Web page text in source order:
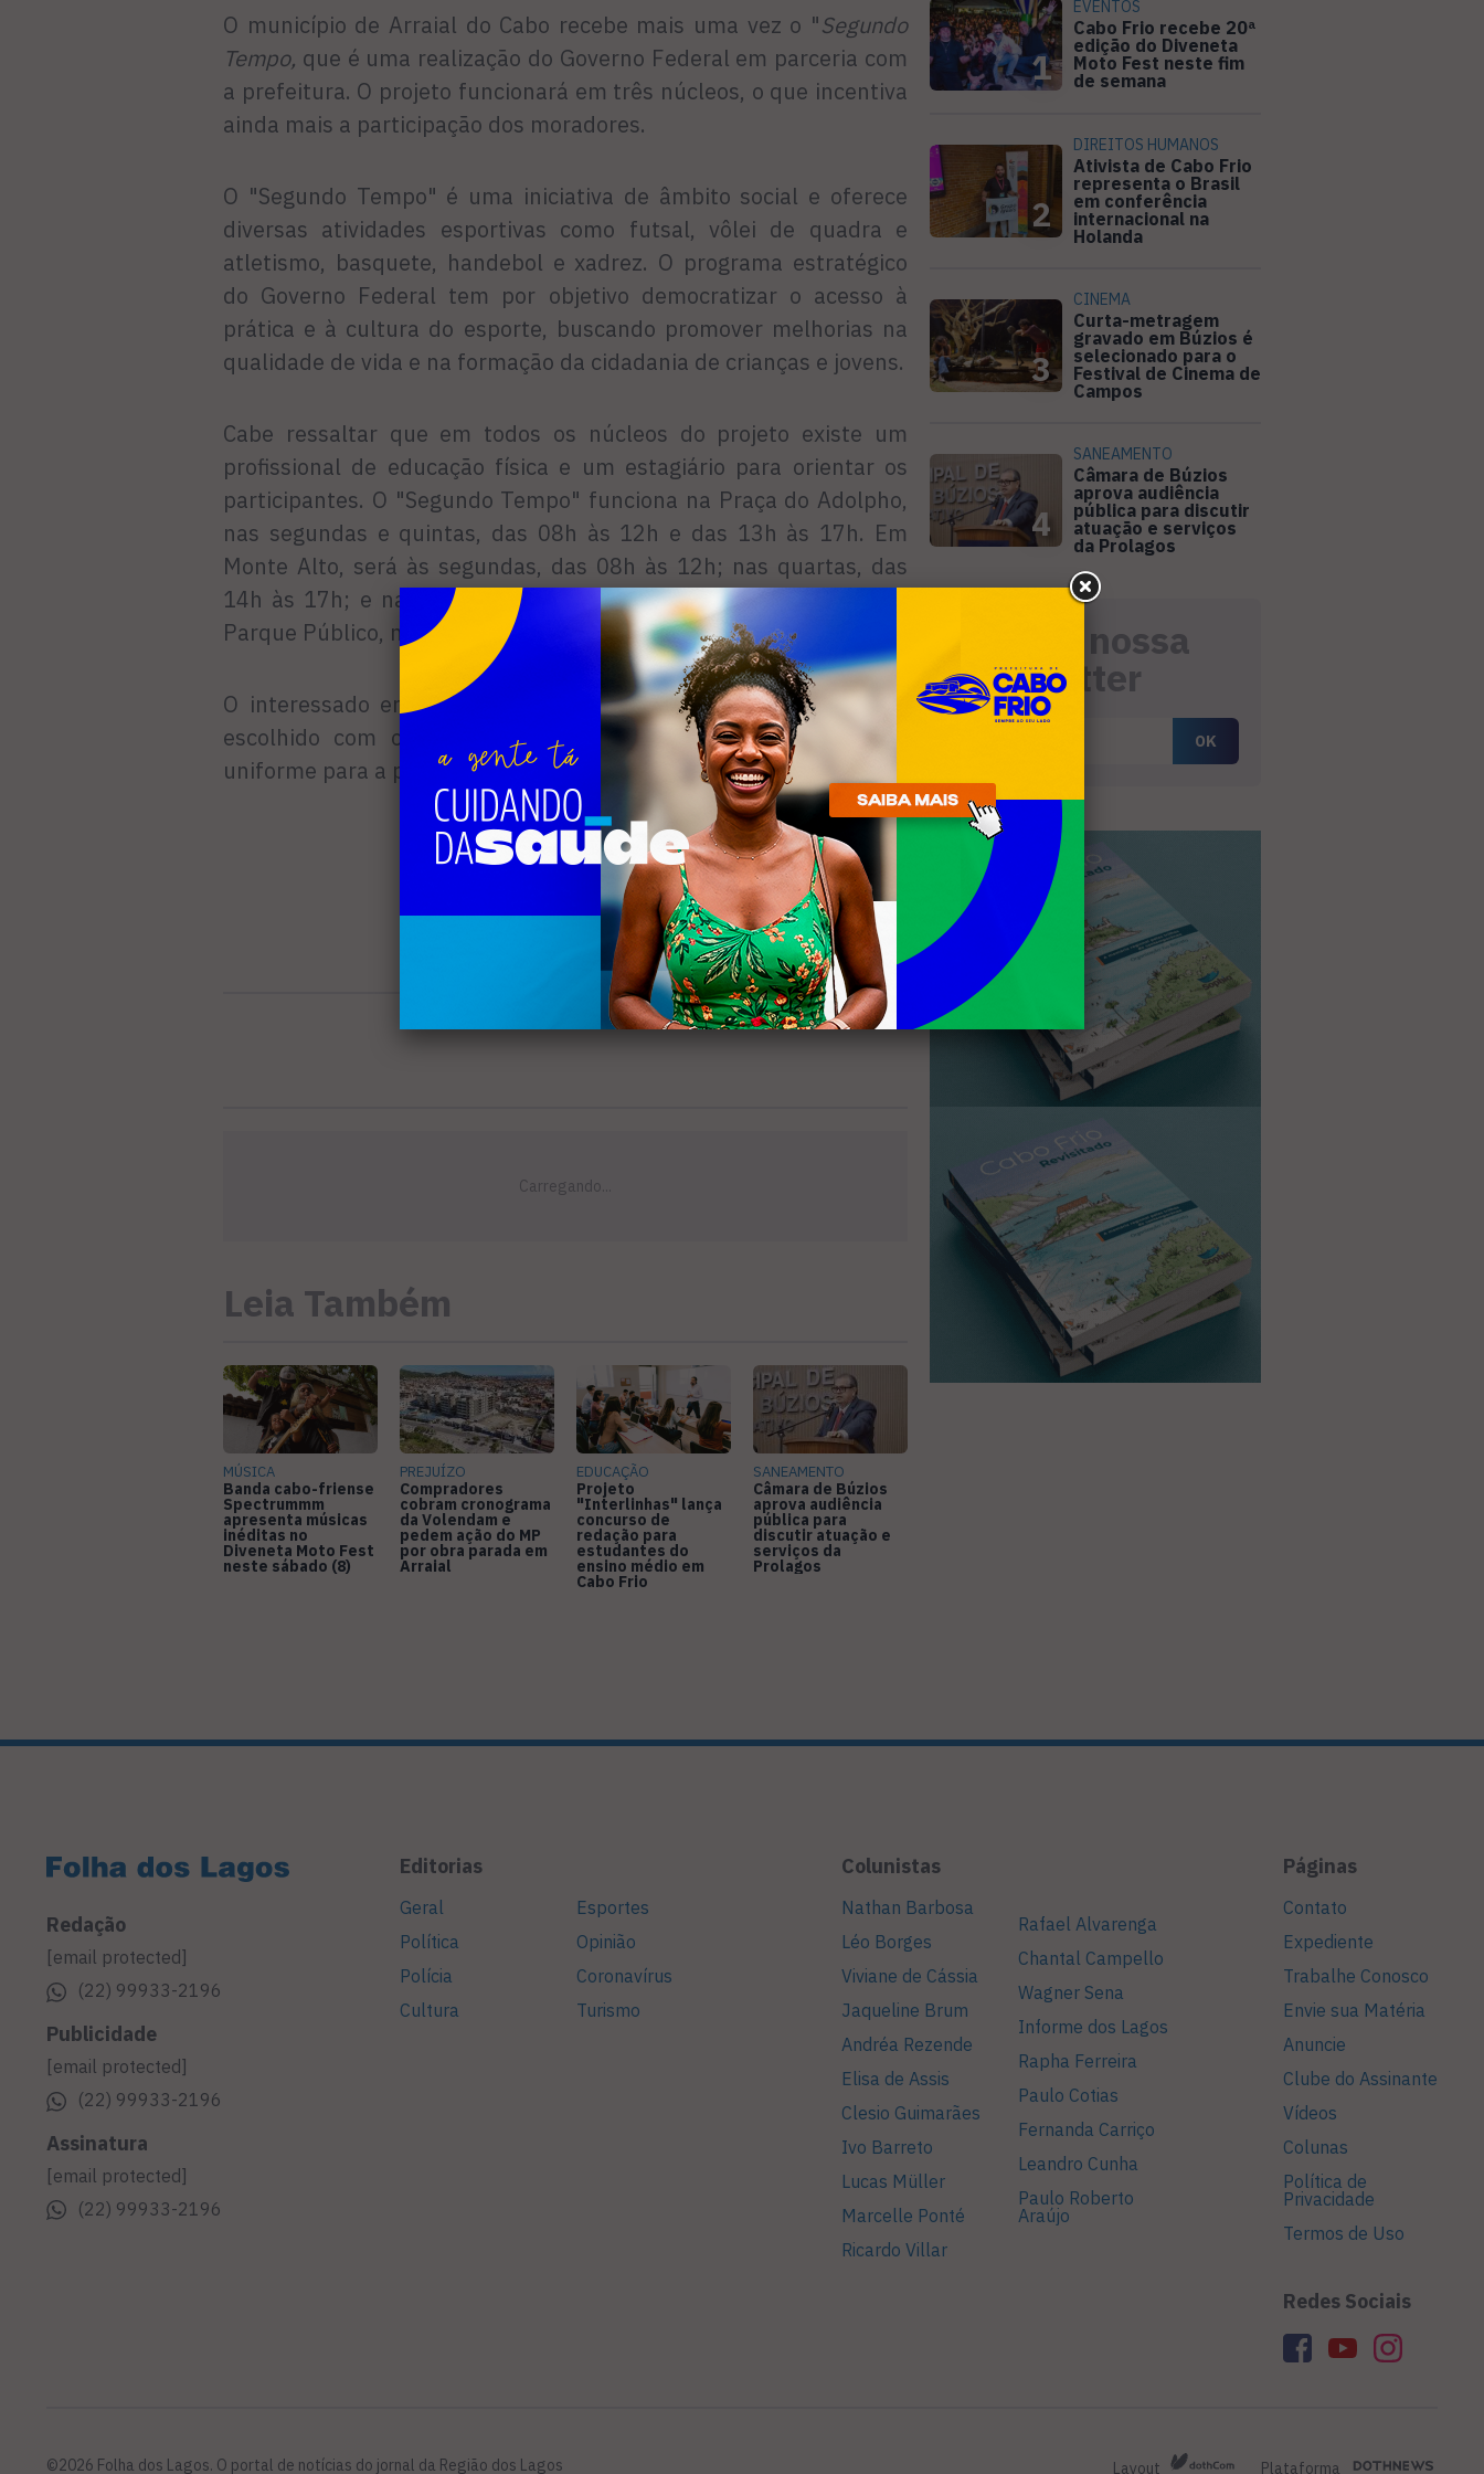
O município de Arraial do Cabo recebe mais uma vez o "Segundo
Tempo, que é uma realização do Governo Federal em parceria com
a prefeitura. O projeto funcionará em três núcleos, o que incentiva
ainda mais a participação dos moradores.
O "Segundo Tempo" é uma iniciativa de âmbito social e oferece
diversas atividades esportivas como futsal, vôlei de quadra e
atletismo, basquete, handebol e xadrez. O programa estratégico
do Governo Federal tem por objetivo democratizar o acesso à
prática e à cultura do esporte, buscando promover melhorias na
qualidade de vida e na formação da cidadania de crianças e jovens.
Cabe ressaltar que em todos os núcleos do projeto existe um
profissional de educação física e um estagiário para orientar os
participantes. O "Segundo Tempo" funciona na Praça do Adolpho,
nas segundas e quintas, das 08h às 12h e das 13h às 17h. Em
Monte Alto, será às segundas, das 08h às 12h; nas quartas, das
14h às 17h; e nas sextas das 08h às 12h e das 14h às 17h. No
Parque Público, nas terças, das 08h às 12h.
O interessado em participar deve realizar a inscrição no núcleo
escolhido com o professor. Os alunos serão beneficiados com
uniforme para a prática da atividade esportiva e lanche.
1
EVENTOS
Cabo Frio recebe 20ª
edição do Diveneta
Moto Fest neste fim
de semana
2
DIREITOS HUMANOS
Ativista de Cabo Frio
representa o Brasil
em conferência
internacional na
Holanda
3
CINEMA
Curta-metragem
gravado em Búzios é
selecionado para o
Festival de Cinema de
Campos
4
SANEAMENTO
Câmara de Búzios
aprova audiência
pública para discutir
atuação e serviços
da Prolagos
Receba nossa
newsletter
Leia Também
MÚSICA
Banda cabo-friense
Spectrummm
apresenta músicas
inéditas no
Diveneta Moto Fest
neste sábado (8)
PREJUÍZO
Compradores
cobram cronograma
da Volendam e
pedem ação do MP
por obra parada em
Arraial
EDUCAÇÃO
Projeto
"Interlinhas" lança
concurso de
redação para
estudantes do
ensino médio em
Cabo Frio
SANEAMENTO
Câmara de Búzios
aprova audiência
pública para
discutir atuação e
serviços da
Prolagos
Redação
[email protected]
(22) 99933-2196
Publicidade
[email protected]
(22) 99933-2196
Assinatura
[email protected]
(22) 99933-2196
Editorias
Geral
Política
Polícia
Cultura
Esportes
Opinião
Coronavírus
Turismo
Colunistas
Nathan Barbosa
Léo Borges
Viviane de Cássia
Jaqueline Brum
Andréa Rezende
Elisa de Assis
Clesio Guimarães
Ivo Barreto
Lucas Müller
Marcelle Ponté
Ricardo Villar
Rafael Alvarenga
Chantal Campello
Wagner Sena
Informe dos Lagos
Rapha Ferreira
Paulo Cotias
Fernanda Carriço
Leandro Cunha
Paulo Roberto
Araújo
Páginas
Contato
Expediente
Trabalhe Conosco
Envie sua Matéria
Anuncie
Clube do Assinante
Vídeos
Colunas
Política de
Privacidade
Termos de Uso
Redes Sociais
©2026 Folha dos Lagos. O portal de notícias do jornal da Região dos Lagos Layout Plataforma